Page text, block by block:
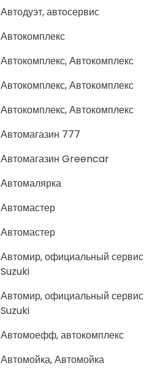
Автодуэт, автосервис
Автокомплекс
Автокомплекс, Автокомплекс
Автокомплекс, Автокомплекс
Автокомплекс, Автокомплекс
Автомагазин 777
Автомагазин Greencar
Автомалярка
Автомастер
Автомастер
Автомир, официальный сервис
Suzuki
Автомир, официальный сервис
Suzuki
Автомоефф, автокомплекс
Автомойка, Автомойка